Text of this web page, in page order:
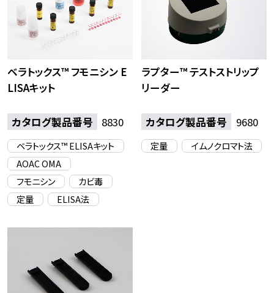
ベラトックス™ フモニシン E
LISAキット
カタログ製品番号 8830
ベラトックス™ ELISAキット
AOAC OMA
フモニシン
カビ毒
定量
ELISA法
ラプター™ テストストリップ
リーダー
カタログ製品番号 9680
定量 イムノクロマト法